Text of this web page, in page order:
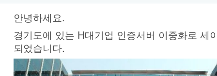
안녕하세요.
경기도에 있는 H대기업 인증서버 이중화로 세
되었습니다.